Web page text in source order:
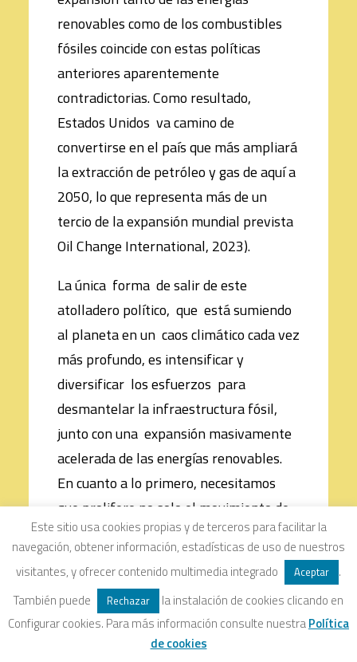
renovables como de los combustibles
fósiles coincide con estas políticas
anteriores aparentemente
contradictorias. Como resultado,
Estados Unidos va camino de
convertirse en el país que más ampliará
la extracción de petróleo y gas de aquí a
2050, lo que representa más de un
tercio de la expansión mundial prevista
Oil Change International, 2023).
La única forma de salir de este
atolladero político, que está sumiendo
al planeta en un caos climático cada vez
más profundo, es intensificar y
diversificar los esfuerzos para
desmantelar la infraestructura fósil,
junto con una expansión masivamente
acelerada de las energías renovables.
En cuanto a lo primero, necesitamos
que prolifere no solo el movimiento de
desinversión, sino también actos de
disidencia creativa dirigidos contra la
clase de los megadonantes y sus
esfuerzos por utilizar las instituciones
culturales para maquillar de verde su
reputación. Un ejemplo de estas tácticas
Este sitio usa cookies propias y de terceros para facilitar la
navegación, obtener información, estadísticas de uso de nuestros
visitantes, y ofrecer contenido multimedia integrado
Aceptar
.
También puede
Rechazar
la instalación de cookies clicando en
Configurar cookies. Para más información consulte nuestraPolítica
de cookies